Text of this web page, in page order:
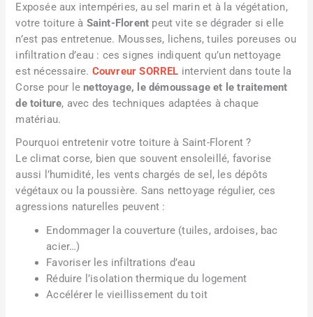
Exposée aux intempéries, au sel marin et à la végétation,
votre toiture à Saint-Florent peut vite se dégrader si elle
n’est pas entretenue. Mousses, lichens, tuiles poreuses ou
infiltration d’eau : ces signes indiquent qu’un nettoyage
est nécessaire. Couvreur SORREL intervient dans toute la
Corse pour lenettoyage, le démoussage et le traitement
de toiture, avec des techniques adaptées à chaque
matériau.
Pourquoi entretenir votre toiture à Saint-Florent ?
Le climat corse, bien que souvent ensoleillé, favorise
aussi l’humidité, les vents chargés de sel, les dépôts
végétaux ou la poussière. Sans nettoyage régulier, ces
agressions naturelles peuvent :
Endommager la couverture (tuiles, ardoises, bac
acier…)
Favoriser les infiltrations d’eau
Réduire l’isolation thermique du logement
Accélérer le vieillissement du toit